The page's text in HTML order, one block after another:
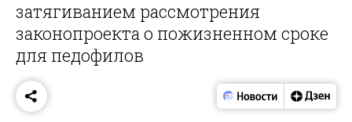
затягиванием рассмотрения
законопроекта о пожизненном сроке
для педофилов